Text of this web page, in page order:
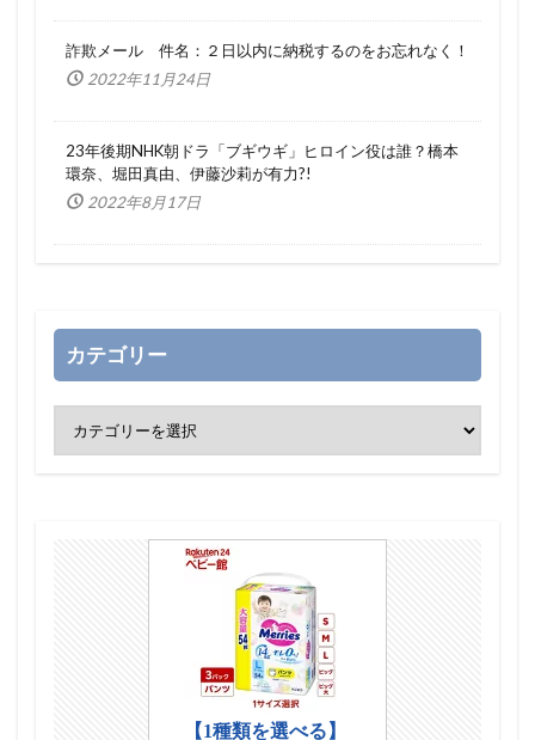
詐欺メール 件名：２日以内に納税するのをお忘れなく！
2022年11月24日
23年後期NHK朝ドラ「ブギウギ」ヒロイン役は誰？橋本
環奈、堀田真由、伊藤沙莉が有力?!
2022年8月17日
カテゴリー